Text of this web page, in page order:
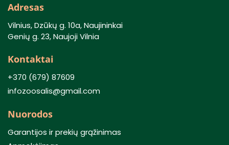
Adresas
Vilnius, Dzūkų g. 10a, Naujininkai
Genių g. 23, Naujoji Vilnia
Kontaktai
+370 (679) 87609
infozoosalis@gmail.com
Nuorodos
Garantijos ir prekių grąžinimas